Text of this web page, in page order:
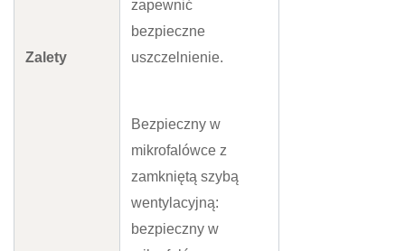
Zalety
zapewnić
bezpieczne
uszczelnienie.
Bezpieczny w
mikrofalówce z
zamkniętą szybą
wentylacyjną:
bezpieczny w